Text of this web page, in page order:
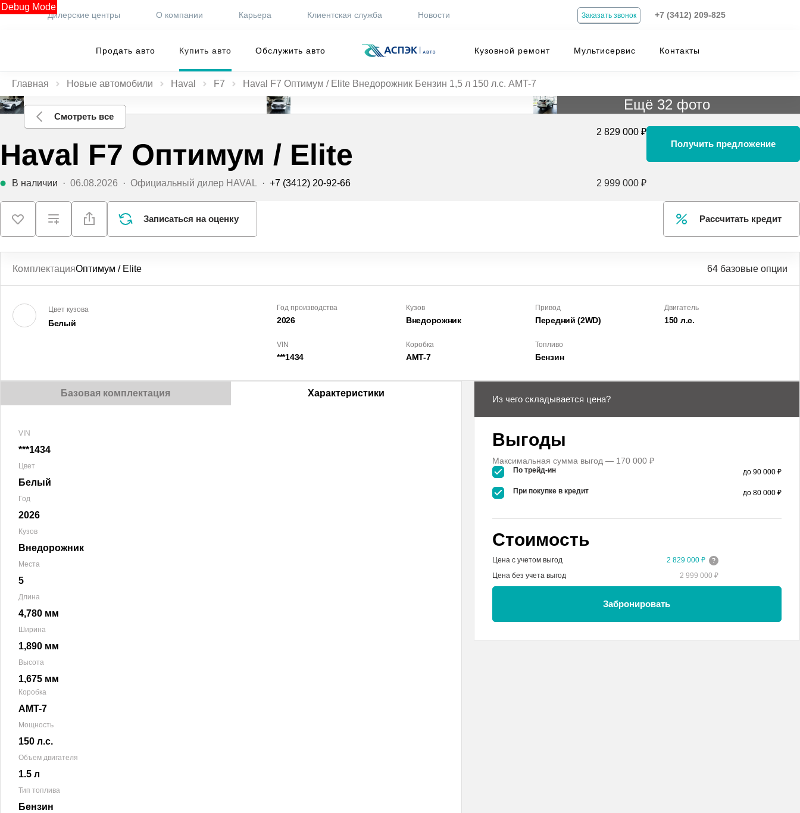
Debug Mode
Заказать звонок +7 (3412) 209-825
Дилерские центры О компании Карьера Клиентская служба Новости
Продать авто Купить авто Обслужить авто Кузовной ремонт Мультисервис Контакты
Главная Новые автомобили Haval F7 Haval F7 Оптимум / Elite Внедорожник Бензин 1,5 л 150 л.с. AMT-7
Ещё 32 фото
Смотреть все
Haval F7 Оптимум / Elite
2 829 000 ₽
В наличии · 06.08.2026 · Официальный дилер HAVAL · +7 (3412) 20-92-66 2 999 000 ₽
Получить предложение
Записаться на оценку Рассчитать кредит
КомплектацияОптимум / Elite 64 базовые опции
Цвет кузова
Белый
Год производства
2026
Кузов
Внедорож­ник
Привод
Передний (2WD)
Двигатель
150 л.с.
VIN
***1434
Коробка
AMT-7
Топливо
Бензин
Базовая комплектация Характеристики
VIN
***1434
Цвет
Белый
Год
2026
Кузов
Внедорожник
Места
5
Длина
4,780 мм
Ширина
1,890 мм
Высота
1,675 мм
Коробка
AMT-7
Мощность
150 л.с.
Объем двигателя
1.5 л
Тип топлива
Бензин
Из чего складывается цена?
Выгоды
Максимальная сумма выгод — 170 000 ₽
По трейд-ин до 90 000 ₽
При покупке в кредит до 80 000 ₽
Стоимость
Цена с учетом выгод
2 829 000 ₽
Цена без учета выгод
2 999 000 ₽
Забронировать